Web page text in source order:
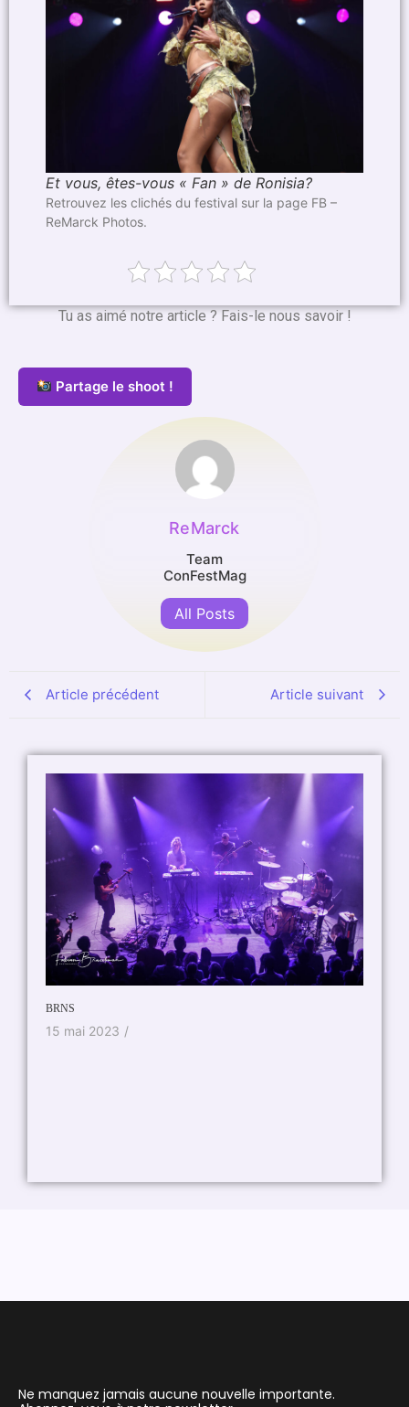
Et vous, êtes-vous « Fan » de Ronisia?
Retrouvez les clichés du festival sur la page FB –
ReMarck Photos.
Tu as aimé notre article ? Fais-le nous savoir !
Partage le shoot !
ReMarck
Team
ConFestMag
All Posts
Article précédent Article suivant
BRNS
15 mai 2023 /
Ne manquez jamais aucune nouvelle importante.